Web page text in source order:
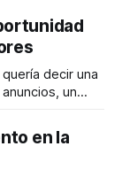
en
decir una
un
digital
atender
en la